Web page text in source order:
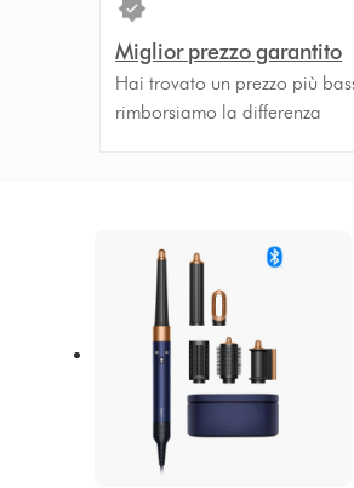
Miglior prezzo garantito
Hai trovato un prezzo più
rimborsiamo la differenza